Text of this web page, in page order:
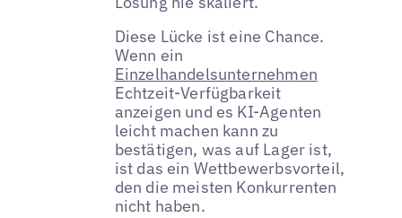
Diese Lücke ist eine Chance.
Wenn ein
Einzelhandelsunternehmen
Echtzeit-Verfügbarkeit
anzeigen und es KI-Agenten
leicht machen kann zu
bestätigen, was auf Lager ist,
ist das ein Wettbewerbsvorteil,
den die meisten Konkurrenten
nicht haben.